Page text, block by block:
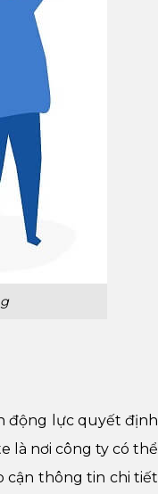
động lực quyết định
là nơi công ty có thể
cận thông tin chi tiết